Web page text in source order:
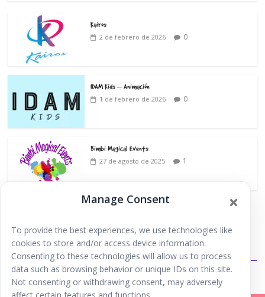
Manage Consent
To provide the best experiences, we use technologies like
cookies to store and/or access device information.
Consenting to these technologies will allow us to process
data such as browsing behavior or unique IDs on this site.
Not consenting or withdrawing consent, may adversely
Kairos
2 de febrero de 2026 0
IDAM Kids – Animación
1 de febrero de 2026 0
Bimbi Magical Events
27 de agosto de 2025 1
Extraescolares